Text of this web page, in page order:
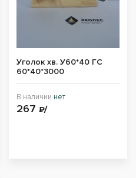
Уголок хв. У60*40 ГС
60*40*3000
В наличии нет
267 ₽/